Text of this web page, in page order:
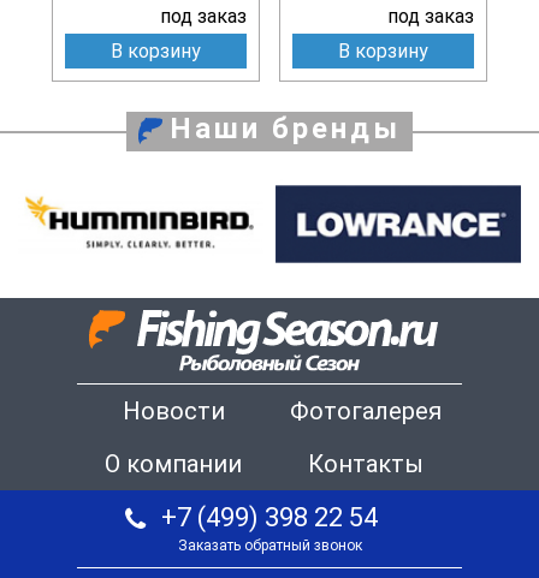
под заказ
В корзину
под заказ
В корзину
Наши бренды
Новости
Фотогалерея
О компании
Контакты
+7 (499) 398 22 54
Заказать обратный звонок